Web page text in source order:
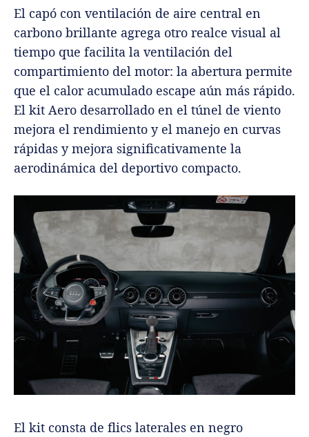
El capó con ventilación de aire central en
carbono brillante agrega otro realce visual al
tiempo que facilita la ventilación del
compartimiento del motor: la abertura permite
que el calor acumulado escape aún más rápido.
El kit Aero desarrollado en el túnel de viento
mejora el rendimiento y el manejo en curvas
rápidas y mejora significativamente la
aerodinámica del deportivo compacto.
El kit consta de flics laterales en negro